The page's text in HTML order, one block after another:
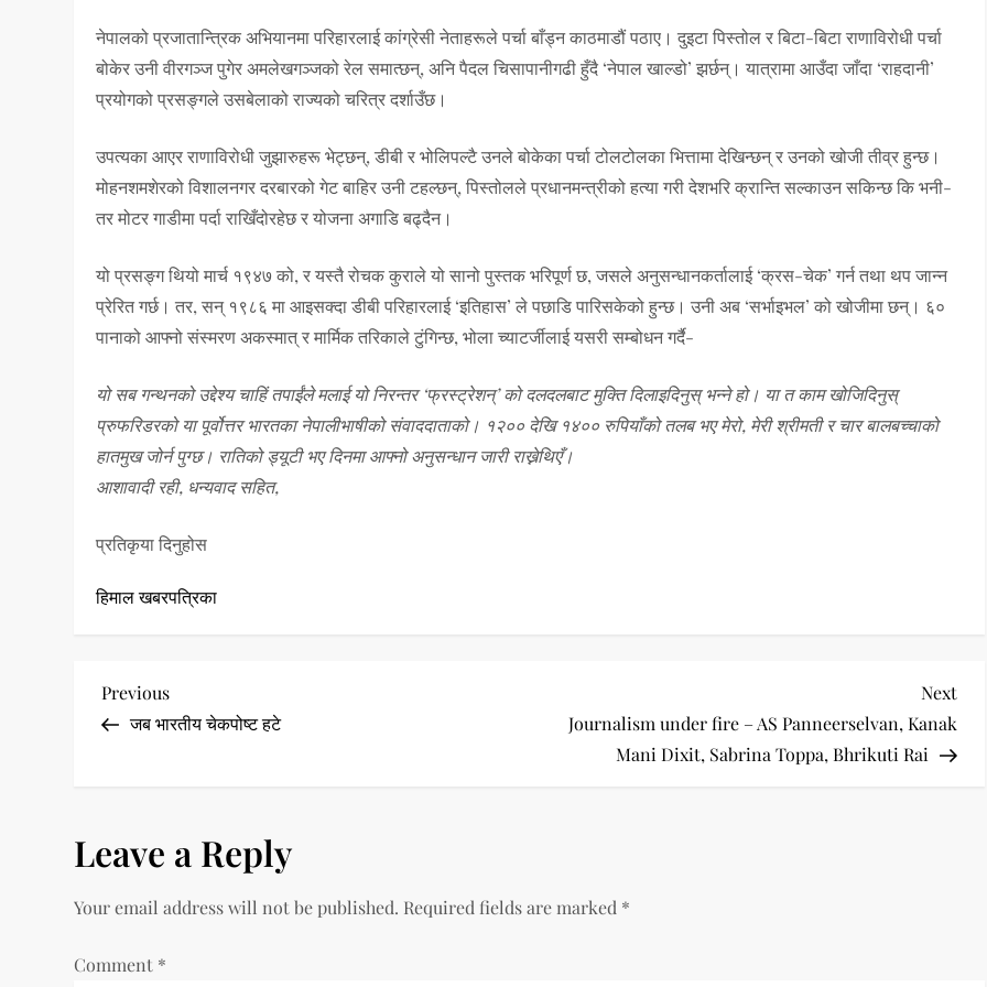
नेपालको प्रजातान्त्रिक अभियानमा परिहारलाई कांग्रेसी नेताहरूले पर्चा बाँड्न काठमाडौं पठाए। दुइटा पिस्तोल र बिटा-बिटा राणाविरोधी पर्चा
बोकेर उनी वीरगञ्ज पुगेर अमलेखगञ्जको रेल समात्छन्, अनि पैदल चिसापानीगढी हुँदै ‘नेपाल खाल्डो’ झर्छन्। यात्रामा आउँदा जाँदा ‘राहदानी’
प्रयोगको प्रसङ्गले उसबेलाको राज्यको चरित्र दर्शाउँछ।
उपत्यका आएर राणाविरोधी जुझारुहरू भेट्छन्, डीबी र भोलिपल्टै उनले बोकेका पर्चा टोलटोलका भित्तामा देखिन्छन् र उनको खोजी तीव्र हुन्छ।
मोहनशमशेरको विशालनगर दरबारको गेट बाहिर उनी टहल्छन्, पिस्तोलले प्रधानमन्त्रीको हत्या गरी देशभरि क्रान्ति सल्काउन सकिन्छ कि भनी-
तर मोटर गाडीमा पर्दा राखिँदोरहेछ र योजना अगाडि बढ्दैन।
यो प्रसङ्ग थियो मार्च १९४७ को, र यस्तै रोचक कुराले यो सानो पुस्तक भरिपूर्ण छ, जसले अनुसन्धानकर्तालाई ‘क्रस-चेक’ गर्न तथा थप जान्न
प्रेरित गर्छ। तर, सन् १९८६ मा आइसक्दा डीबी परिहारलाई ‘इतिहास’ ले पछाडि पारिसकेको हुन्छ। उनी अब ‘सर्भाइभल’ को खोजीमा छन्। ६०
पानाको आफ्नो संस्मरण अकस्मात् र मार्मिक तरिकाले टुंगिन्छ, भोला च्याटर्जीलाई यसरी सम्बोधन गर्दै-
यो सब गन्थनको उद्देश्य चाहिं तपाईंले मलाई यो निरन्तर ‘फ्रस्ट्रेशन्’ को दलदलबाट मुक्ति दिलाइदिनुस् भन्ने हो। या त काम खोजिदिनुस्
प्रुफरिडरको या पूर्वोत्तर भारतका नेपालीभाषीको संवाददाताको। १२०० देखि १४०० रुपियाँको तलब भए मेरो, मेरी श्रीमती र चार बालबच्चाको
हातमुख जोर्न पुग्छ। रातिको ड्यूटी भए दिनमा आफ्नो अनुसन्धान जारी राख्नेथिएँ।
आशावादी रही, धन्यवाद सहित,
प्रतिकृया दिनुहोस
हिमाल खबरपत्रिका
P
o
t
n
Previous
Post
Previous
जब भारतीय चेकपोष्ट हटे
Next
Post
Next
Journalism under fire – AS Panneerselvan, Kanak
Mani Dixit, Sabrina Toppa, Bhrikuti Rai
Leave a Reply
Your email address will not be published. Required fields are marked *
Comment *